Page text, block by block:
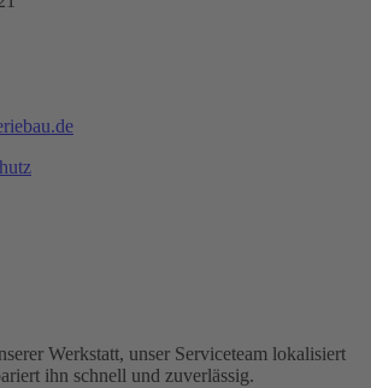
Werkstatt, unser Serviceteam lokalisiert
ihn schnell und zuverlässig.